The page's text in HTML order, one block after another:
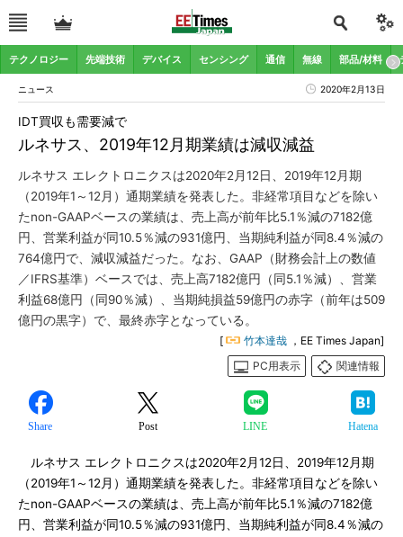
テクノロジー 先端技術 デバイス センシング 通信 無線 部品/材料
ニュース 2020年2月13日
ルネサス、2019年12月期業績は減収減益
IDT買収も需要減で
ルネサス エレクトロニクスは2020年2月12日、2019年12月期
（2019年1～12月）通期業績を発表した。非経常項目などを除い
たnon-GAAPベースの業績は、売上高が前年比5.1％減の7182億
円、営業利益が同10.5％減の931億円、当期純利益が同8.4％減の
764億円で、減収減益だった。なお、GAAP（財務会計上の数値
／IFRS基準）ベースでは、売上高7182億円（同5.1％減）、営業
利益68億円（同90％減）、当期純損益59億円の赤字（前年は509
億円の黒字）で、最終赤字となっている。
[ 竹本達哉 ，EE Times Japan]
PC用表示
関連情報
Share Post LINE Hatena
ルネサス エレクトロニクスは2020年2月12日、2019年12月期
（2019年1～12月）通期業績を発表した。非経常項目などを除い
たnon-GAAPベースの業績は、売上高が前年比5.1％減の7182億
円、営業利益が同10.5％減の931億円、当期純利益が同8.4％減の